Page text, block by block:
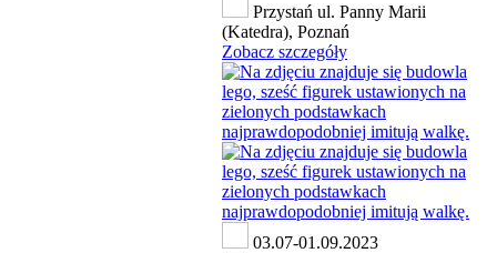
Przystań ul. Panny Marii
(Katedra), Poznań
Zobacz szczegóły
03.07-01.09.2023